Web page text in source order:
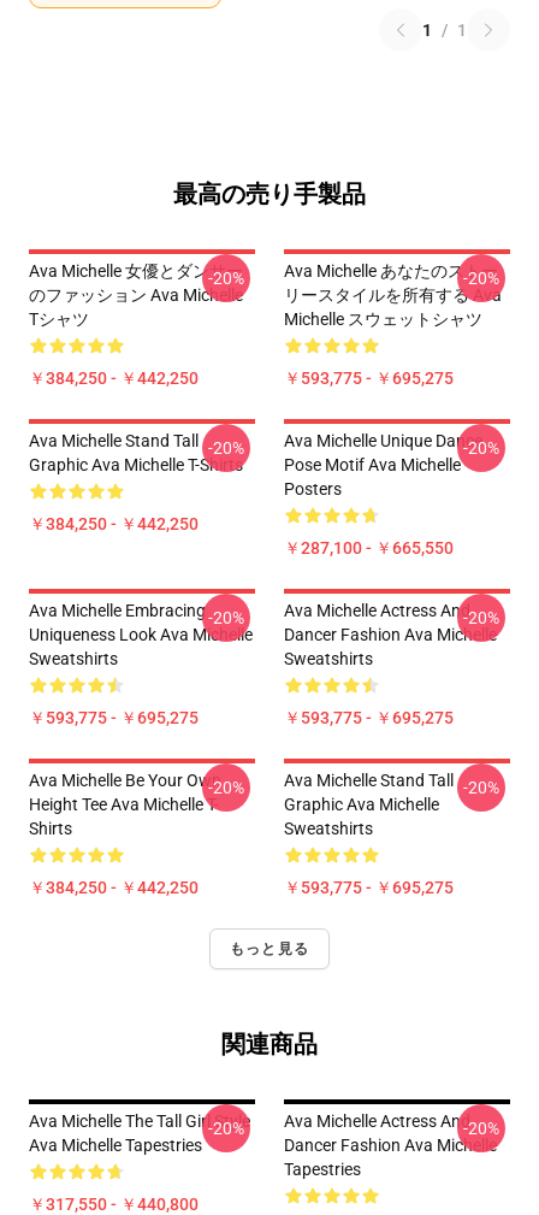
1 / 1
最高の売り手製品
Ava Michelle 女優とダンサー
のファッション Ava Michelle
Tシャツ
￥384,250 - ￥442,250
-20%
Ava Michelle あなたのストー
リースタイルを所有する Ava
Michelle スウェットシャツ
￥593,775 - ￥695,275
-20%
Ava Michelle Stand Tall
Graphic Ava Michelle T-Shirts
￥384,250 - ￥442,250
-20%
Ava Michelle Unique Dance
Pose Motif Ava Michelle
Posters
￥287,100 - ￥665,550
-20%
Ava Michelle Embracing
Uniqueness Look Ava Michelle
Sweatshirts
￥593,775 - ￥695,275
-20%
Ava Michelle Actress And
Dancer Fashion Ava Michelle
Sweatshirts
￥593,775 - ￥695,275
-20%
Ava Michelle Be Your Own
Height Tee Ava Michelle T-
Shirts
￥384,250 - ￥442,250
-20%
Ava Michelle Stand Tall
Graphic Ava Michelle
Sweatshirts
￥593,775 - ￥695,275
-20%
もっと見る
関連商品
Ava Michelle The Tall Girl Style
Ava Michelle Tapestries
￥317,550 - ￥440,800
-20%
Ava Michelle Actress And
Dancer Fashion Ava Michelle
Tapestries
-20%